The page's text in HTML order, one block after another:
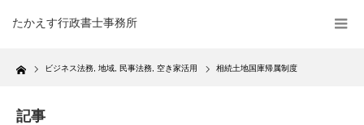
たかえす行政書士事務所
Home ビジネス法務 地域 民事法務 空き家活用 相続土地国庫帰属制度
記事